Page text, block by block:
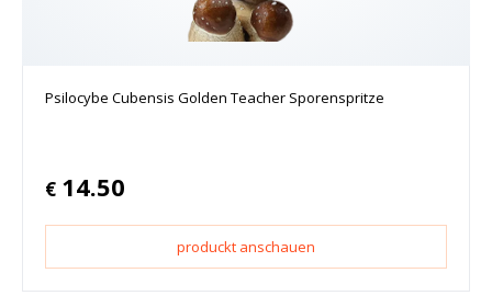
Psilocybe Cubensis Golden Teacher Sporenspritze
€ 14.50
produckt anschauen